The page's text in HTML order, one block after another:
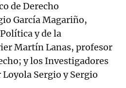
de Derecho
García Magariño,
y de la
Martín Lanas, profesor
y los Investigadores
Sergio y Sergio